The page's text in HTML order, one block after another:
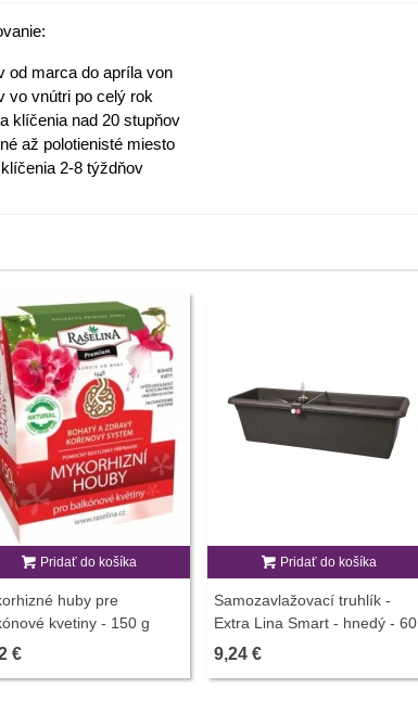
od marca do apríla von
vo vnútri po celý rok
klíčenia nad 20 stupňov
až polotienisté miesto
2-8 týždňov
Pridať do košíka
huby pre
kvetiny - 150 g
€
Pridať do košíka
Samozavlažovací truhlík -
Extra Lina Smart - hnedý - 60
cm
9,24 €